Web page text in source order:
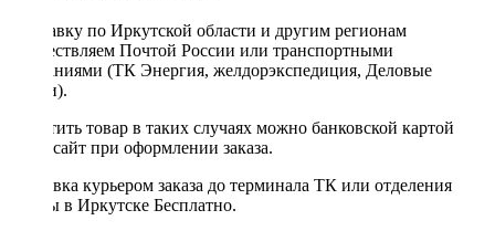
Отправку по Иркутской области и другим регионам
осуществляем Почтой России или транспортными
компаниями (ТК Энергия, желдорэкспедиция, Деловые
линии).
Оплатить товар в таких случаях можно банковской картой
через сайт при оформлении заказа.
Доставка курьером заказа до терминала ТК или отделения
Почты в Иркутске Бесплатно.